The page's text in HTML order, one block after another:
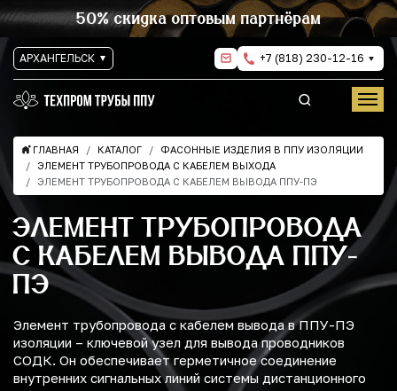
50% скидка оптовым партнёрам
АРХАНГЕЛЬСК +7 (818) 230-12-16
ГЛАВНАЯ КАТАЛОГ
ФАСОННЫЕ ИЗДЕЛИЯ В ППУ ИЗОЛЯЦИИ
ЭЛЕМЕНТ ТРУБОПРОВОДА С КАБЕЛЕМ ВЫХОДА
ЭЛЕМЕНТ ТРУБОПРОВОДА С КАБЕЛЕМ ВЫВОДА ППУ-ПЭ
ЭЛЕМЕНТ ТРУБОПРОВОДА
С КАБЕЛЕМ ВЫВОДА ППУ-
ПЭ
Элемент трубопровода с кабелем вывода в ППУ-ПЭ
изоляции – ключевой узел для вывода проводников
СОДК. Он обеспечивает герметичное соединение
внутренних сигнальных линий системы дистанционного